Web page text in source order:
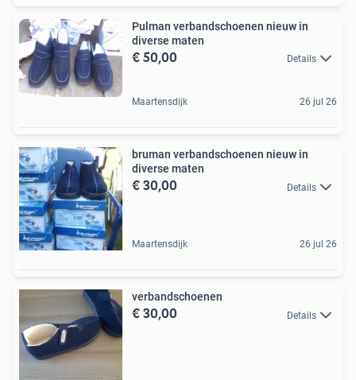
Pulman verbandschoenen nieuw in
diverse maten
€ 50,00 Details
Maartensdijk 26 jul 26
bruman verbandschoenen nieuw in
diverse maten
€ 30,00 Details
Maartensdijk 26 jul 26
verbandschoenen
€ 30,00 Details